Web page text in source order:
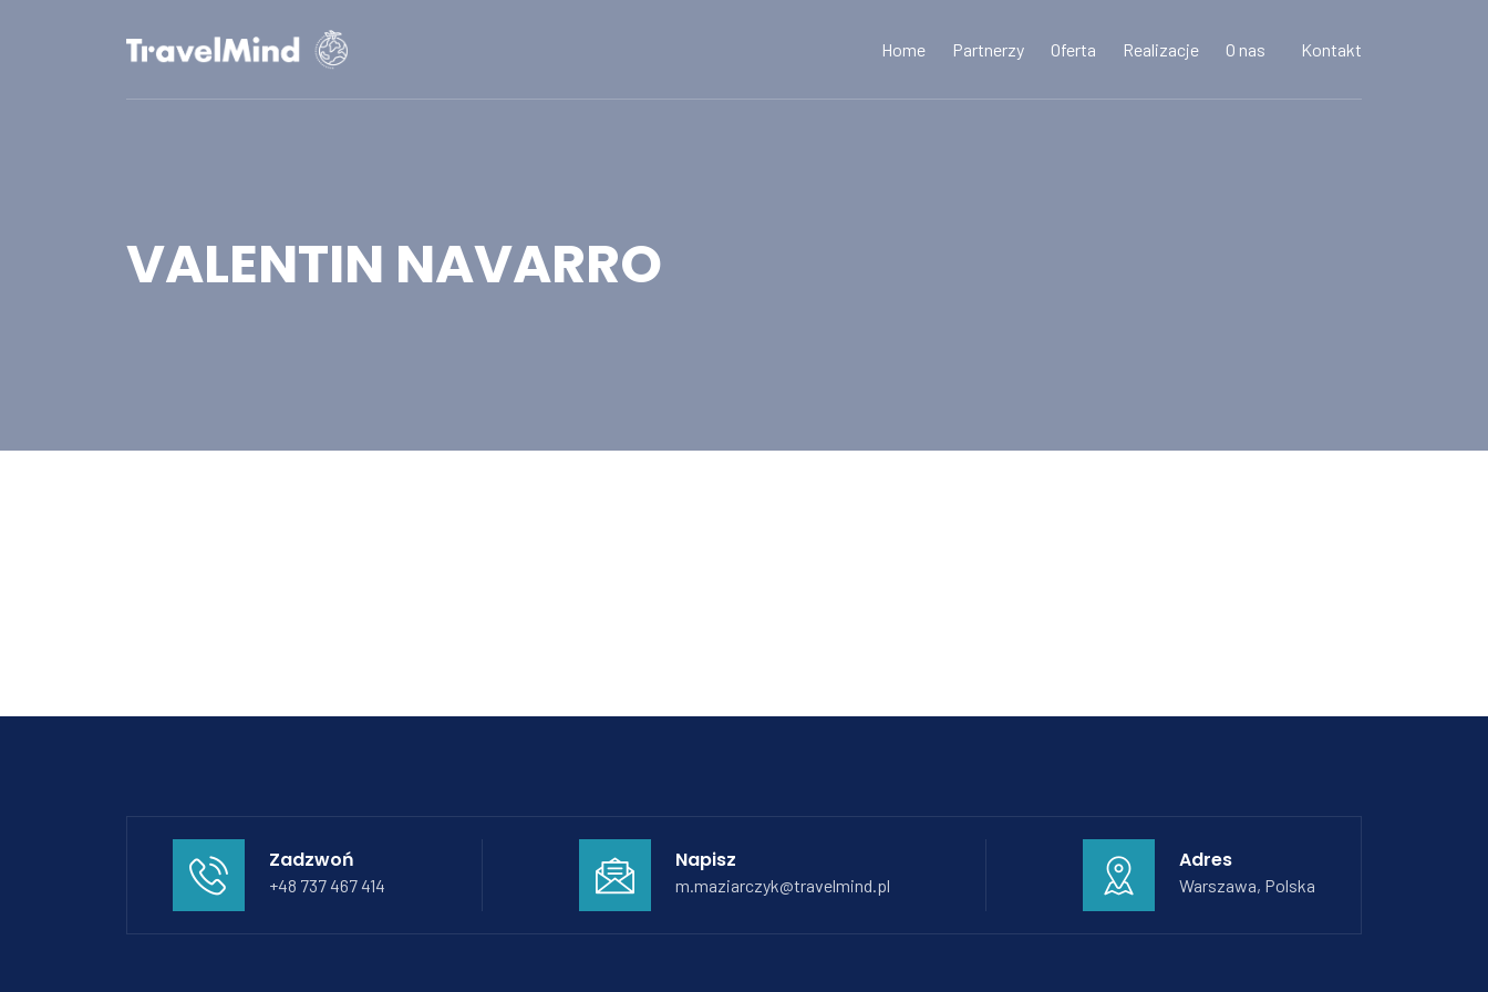
Home Partnerzy Oferta Realizacje O nas Kontakt
VALENTIN NAVARRO
Zadzwoń
+48 737 467 414
Napisz
m.maziarczyk@travelmind.pl
Adres
Warszawa, Polska